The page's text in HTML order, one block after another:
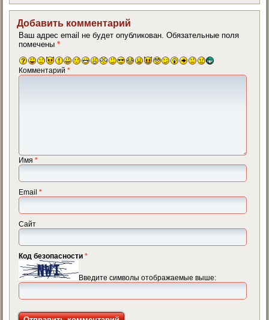
Добавить комментарий
Ваш адрес email не будет опубликован. Обязательные поля
помечены*
Комментарий*
Имя*
Email*
Сайт
Код безопасности*
Введите символы отображаемые выше: